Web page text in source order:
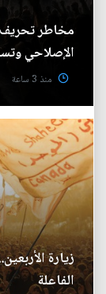
مخاطر تحريف
الإصلاحي
منذ 3 ساعة
زيارة
الفاعلة